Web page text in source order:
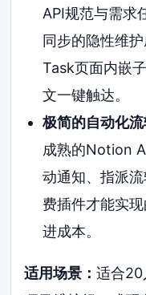
API规范与需求
同步的隐性维
Task页面内嵌
文一键触达。
极简的自动化流
成熟的Notion
动通知、指派
费插件才能实
进成本。
适用场景：适合20